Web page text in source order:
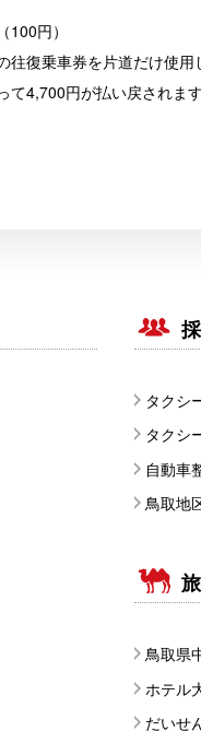
円）
復乗車券を片道だけ使用
4,700円が払い戻されます
タクシ
タクシ
自動車
鳥取地
鳥取県
ホテル
だいせ